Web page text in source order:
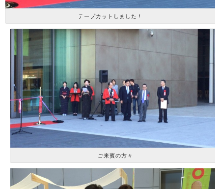
テープカットしました！
ご来賓の方々